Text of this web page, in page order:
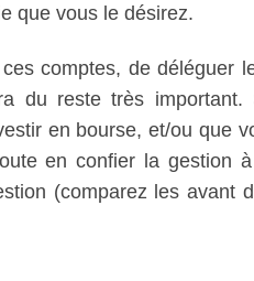
que vous le désirez.
comptes, de déléguer
du reste très important.
en bourse, et/ou que
en confier la gestion
(comparez les avant